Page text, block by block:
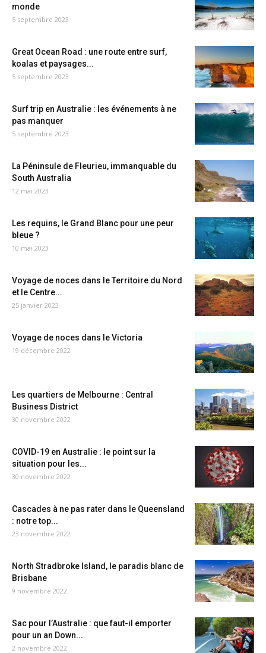
monde
5 septembre 2023
Great Ocean Road : une route entre surf,
koalas et paysages...
5 septembre 2023
Surf trip en Australie : les événements à ne
pas manquer
5 septembre 2023
La Péninsule de Fleurieu, immanquable du
South Australia
12 mai 2023
Les requins, le Grand Blanc pour une peur
bleue ?
10 mai 2023
Voyage de noces dans le Territoire du Nord
et le Centre...
25 janvier 2023
Voyage de noces dans le Victoria
19 décembre 2022
Les quartiers de Melbourne : Central
Business District
30 novembre 2022
COVID-19 en Australie : le point sur la
situation pour les...
30 novembre 2022
Cascades à ne pas rater dans le Queensland
: notre top...
23 novembre 2022
North Stradbroke Island, le paradis blanc de
Brisbane
9 novembre 2022
Sac pour l’Australie : que faut-il emporter
pour un an Down...
2 novembre 2022